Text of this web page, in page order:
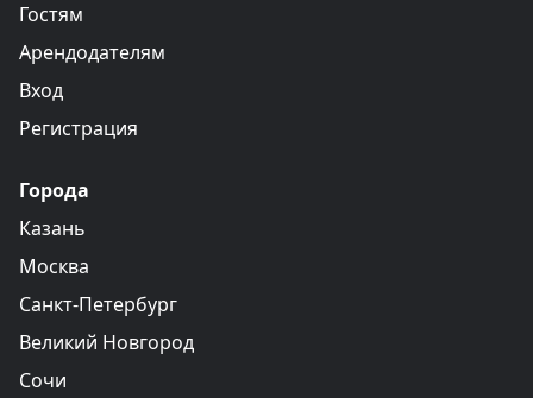
Гостям
Арендодателям
Вход
Регистрация
Города
Казань
Москва
Санкт-Петербург
Великий Новгород
Сочи